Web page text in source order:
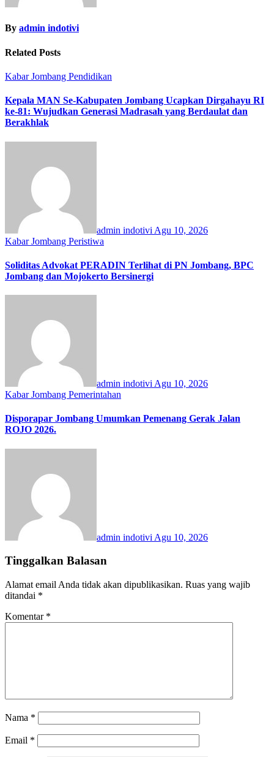
By admin indotivi
Related Posts
Kabar Jombang Pendidikan
Kepala MAN Se-Kabupaten Jombang Ucapkan Dirgahayu RI
ke-81: Wujudkan Generasi Madrasah yang Berdaulat dan
Berakhlak
admin indotivi Agu 10, 2026
Kabar Jombang Peristiwa
Soliditas Advokat PERADIN Terlihat di PN Jombang, BPC
Jombang dan Mojokerto Bersinergi
admin indotivi Agu 10, 2026
Kabar Jombang Pemerintahan
Disporapar Jombang Umumkan Pemenang Gerak Jalan
ROJO 2026.
admin indotivi Agu 10, 2026
Tinggalkan Balasan
Alamat email Anda tidak akan dipublikasikan. Ruas yang wajib
ditandai *
Komentar *
Nama *
Email *